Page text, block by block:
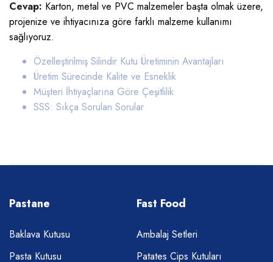
Cevap: Karton, metal ve PVC malzemeler başta olmak üzere,
projenize ve ihtiyacınıza göre farklı malzeme kullanımı
sağlıyoruz.
Özelleştirilmiş Silindir Kutu Üretiminin Avantajları
Üretim Sürecinde Kalite ve Esneklik
Müşteri İhtiyaçlarına Göre Çeşitlilik
SSS: Sıkça Sorulan Sorular
Pastane
Baklava Kutusu
Pasta Kutusu
Fast Food
Ambalaj Setleri
Patates Cips Kutuları